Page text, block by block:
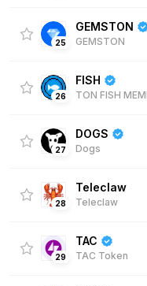
25 GEMSTON
GEMSTON
26
FISH
27 Dogs
DOGS
28 Teleclaw
Teleclaw
29 TAC Token
TAC